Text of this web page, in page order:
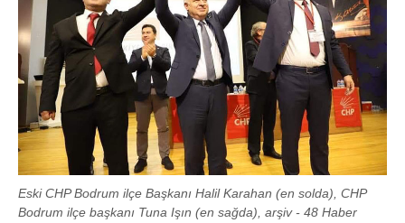
Eski CHP Bodrum ilçe Başkanı Halil Karahan (en solda), CHP
Bodrum ilçe başkanı Tuna Işın (en sağda), arşiv - 48 Haber